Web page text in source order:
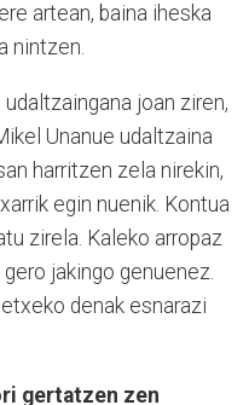
artean, baina iheska
nintzen.
joan ziren,
Unanue udaltzaina
harritzen zela nirekin,
egin nuenik. Kontua
zirela. Kaleko arropaz
jakingo genuenez.
denak esnarazi
gertatzen zen